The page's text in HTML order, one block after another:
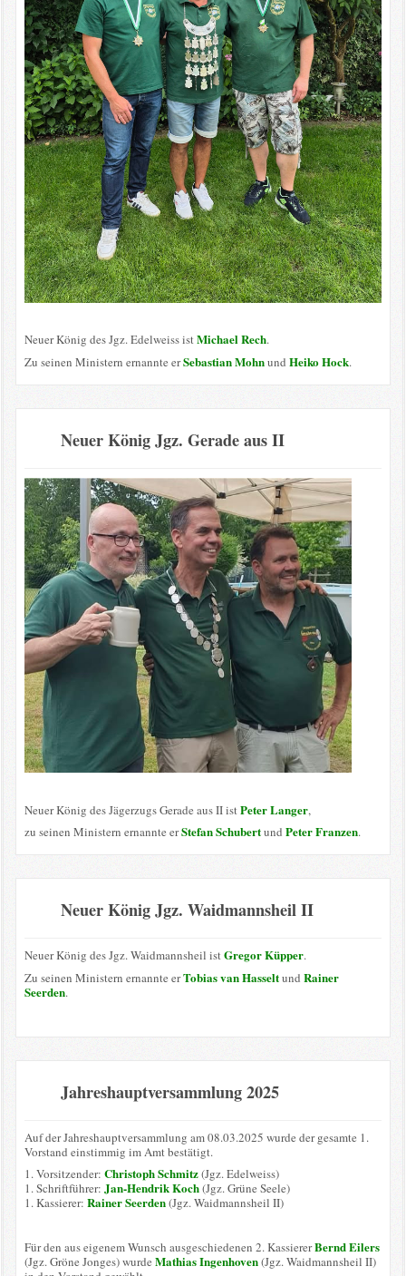
Neuer König des Jgz. Edelweiss istMichael Rech.
Zu seinen Ministern ernannte erSebastian Mohnund Heiko Hock.
Neuer König Jgz. Gerade aus II
Neuer König des Jägerzugs Gerade aus II istPeter Langer,
zu seinen Ministern ernannte erStefan Schubertund Peter Franzen.
Neuer König Jgz. Waidmannsheil II
Neuer König des Jgz. Waidmannsheil istGregor Küpper.
Zu seinen Ministern ernannte erTobias van Hasseltund Rainer
Seerden.
Jahreshauptversammlung 2025
Auf der Jahreshauptversammlung am 08.03.2025 wurde der gesamte 1.
Vorstand einstimmig im Amt bestätigt.
1. Vorsitzender: Christoph Schmitz(Jgz. Edelweiss)
1. Schriftführer: Jan-Hendrik Koch(Jgz. Grüne Seele)
1. Kassierer: Rainer Seerden(Jgz. Waidmannsheil II)
Für den aus eigenem Wunsch ausgeschiedenen 2. KassiererBernd Eilers
(Jgz. Gröne Jonges) wurde Mathias Ingenhoven(Jgz. Waidmannsheil II)